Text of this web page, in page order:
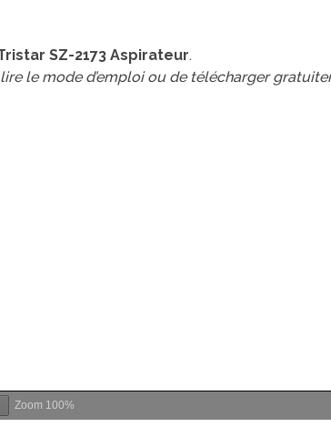
SZ-2173 Aspirateur.
le mode d’emploi ou de télécharger
Zoom 100%